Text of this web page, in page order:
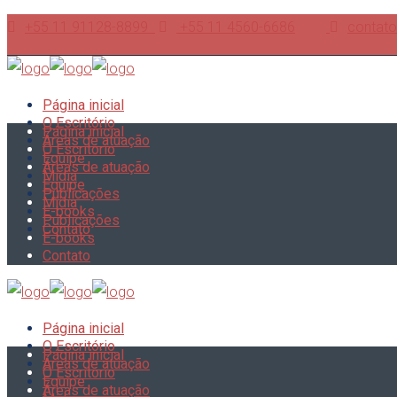
Página inicial
O Escritório
Áreas de atuação
Equipe
Mídia
Publicações
E-books
Contato
Página inicial
O Escritório
Áreas de atuação
Equipe
Mídia
Publicações
E-books
Contato
Página inicial
O Escritório
Áreas de atuação
Equipe
Página inicial
O Escritório
Áreas de atuação